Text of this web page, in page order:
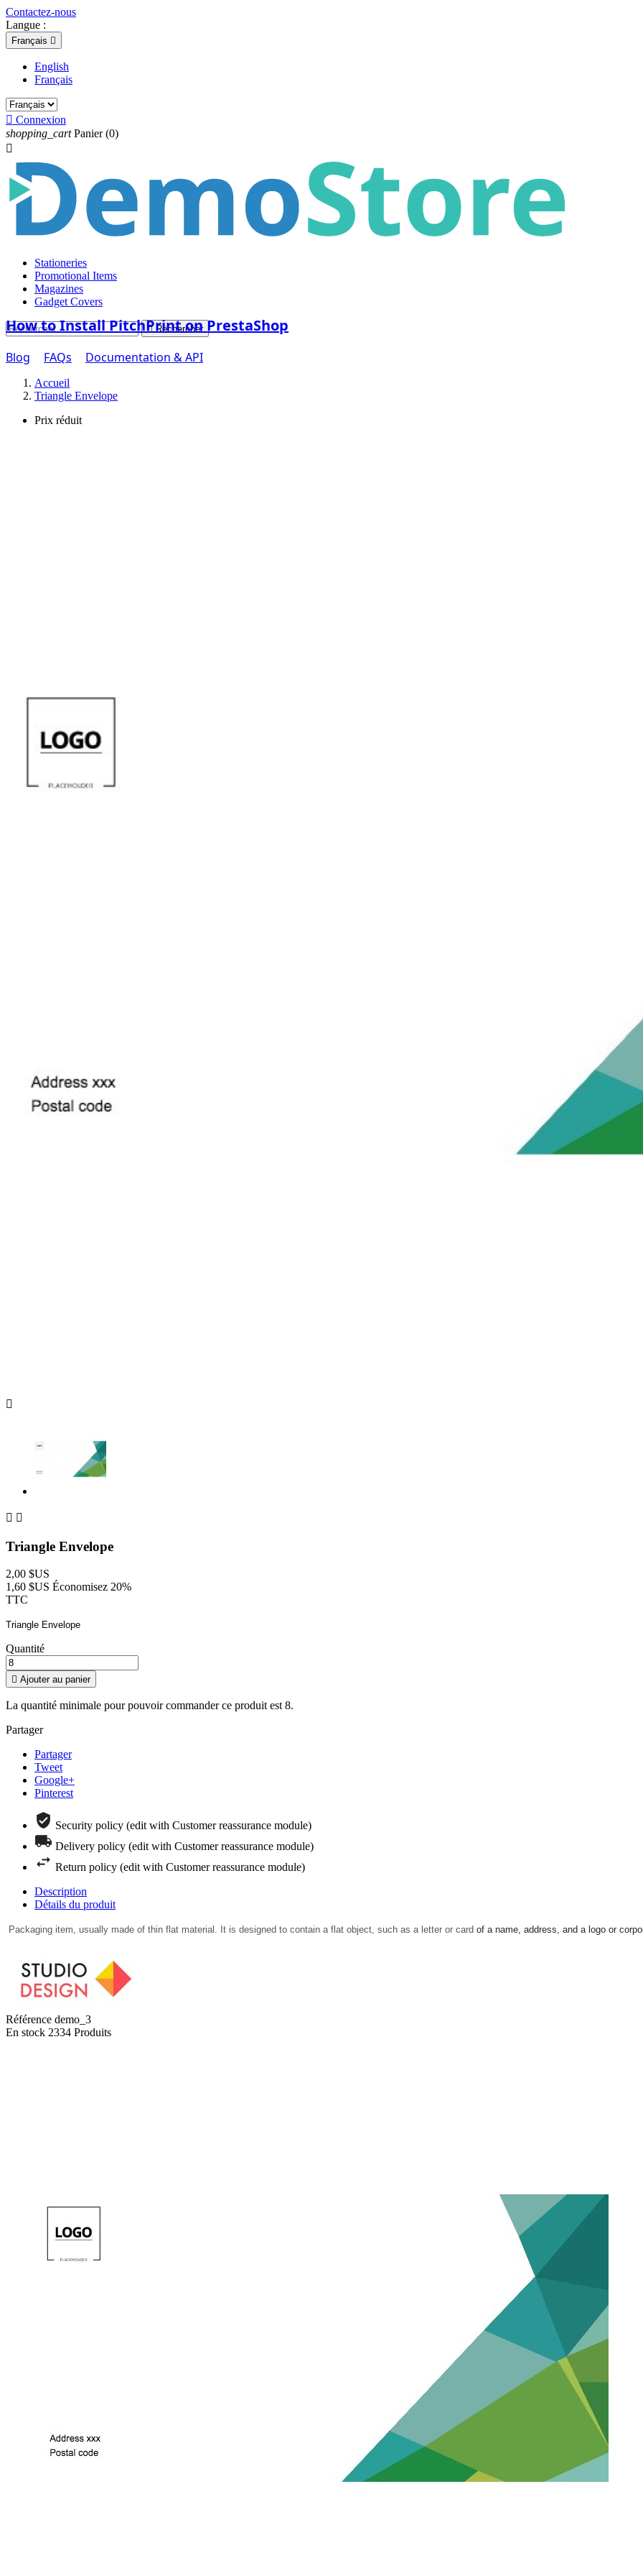
Contactez-nous
Langue :
Français 
English
Français
 Connexion
shopping_cart Panier (0)

Stationeries
Promotional Items
Magazines
Gadget Covers
 Rechercher
How to Install PitchPrint on PrestaShop
Blog FAQs Documentation & API
Accueil
Triangle Envelope
Prix réduit

 
Triangle Envelope
2,00 $US
1,60 $US Économisez 20%
TTC
Triangle Envelope
Quantité
 Ajouter au panier
La quantité minimale pour pouvoir commander ce produit est 8.
Partager
Partager
Tweet
Google+
Pinterest
Security policy (edit with Customer reassurance module)
Delivery policy (edit with Customer reassurance module)
Return policy (edit with Customer reassurance module)
Description
Détails du produit
Packaging item, usually made of thin flat material. It is designed to contain a flat object, such as a letter or card of a name, address, and a logo or
Référence demo_3
En stock 2334 Produits